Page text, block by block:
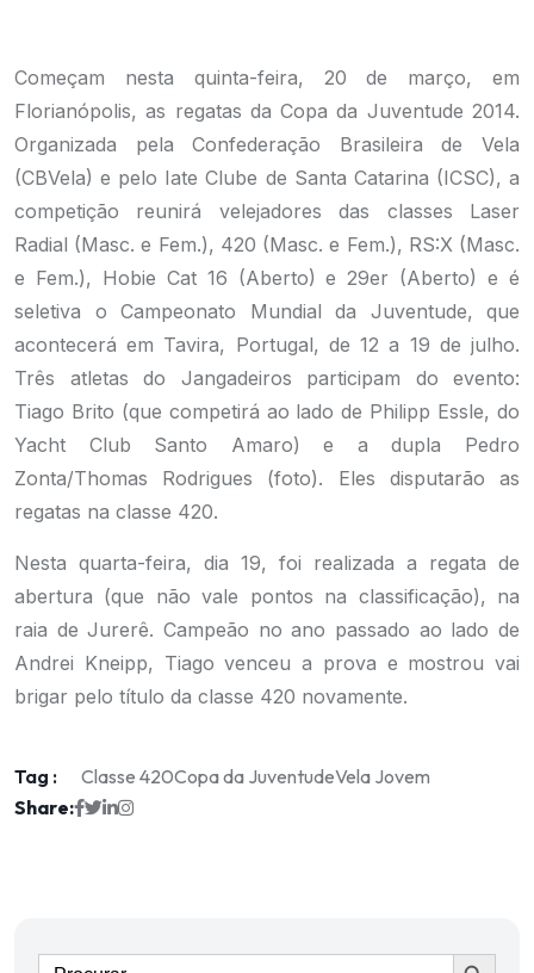
Começam nesta quinta-feira, 20 de março, em
Florianópolis, as regatas da Copa da Juventude 2014.
Organizada pela Confederação Brasileira de Vela
(CBVela) e pelo Iate Clube de Santa Catarina (ICSC), a
competição reunirá velejadores das classes Laser
Radial (Masc. e Fem.), 420 (Masc. e Fem.), RS:X (Masc.
e Fem.), Hobie Cat 16 (Aberto) e 29er (Aberto) e é
seletiva o Campeonato Mundial da Juventude, que
acontecerá em Tavira, Portugal, de 12 a 19 de julho.
Três atletas do Jangadeiros participam do evento:
Tiago Brito (que competirá ao lado de Philipp Essle, do
Yacht Club Santo Amaro) e a dupla Pedro
Zonta/Thomas Rodrigues (foto). Eles disputarão as
regatas na classe 420.
Nesta quarta-feira, dia 19, foi realizada a regata de
abertura (que não vale pontos na classificação), na
raia de Jurerê. Campeão no ano passado ao lado de
Andrei Kneipp, Tiago venceu a prova e mostrou vai
brigar pelo título da classe 420 novamente.
Tag : Classe 420Copa da JuventudeVela Jovem
Share:
Ir